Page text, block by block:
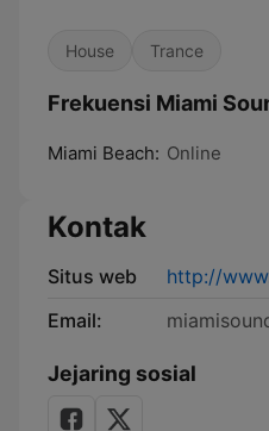
House Trance
Frekuensi Miami
Miami Beach: Online
Kontak
Situs web
http://
Email:
Jejaring sosial